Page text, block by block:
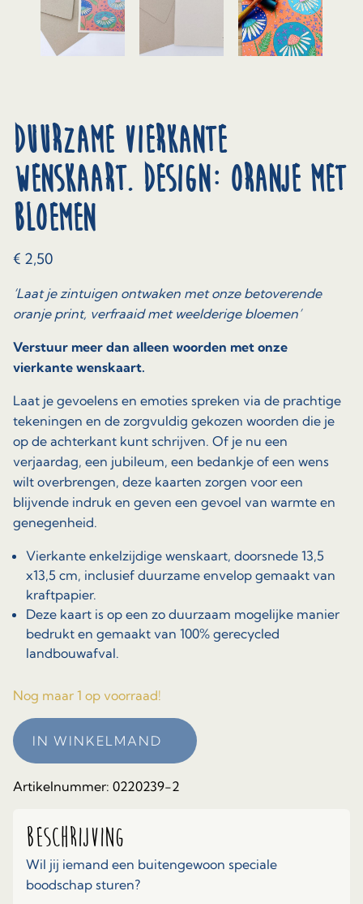
Duurzame vierkante
wenskaart. Design: oranje met
bloemen
€ 2,50
‘Laat je zintuigen ontwaken met onze betoverende
oranje print, verfraaid met weelderige bloemen’
Verstuur meer dan alleen woorden met onze
vierkante wenskaart.
Laat je gevoelens en emoties spreken via de prachtige
tekeningen en de zorgvuldig gekozen woorden die je
op de achterkant kunt schrijven. Of je nu een
verjaardag, een jubileum, een bedankje of een wens
wilt overbrengen, deze kaarten zorgen voor een
blijvende indruk en geven een gevoel van warmte en
genegenheid.
Vierkante enkelzijdige wenskaart, doorsnede 13,5
x13,5 cm, inclusief duurzame envelop gemaakt van
kraftpapier.
Deze kaart is op een zo duurzaam mogelijke manier
bedrukt en gemaakt van 100% gerecycled
landbouwafval.
Nog maar 1 op voorraad!
IN WINKELMAND
Artikelnummer: 0220239-2
Beschrijving
Wil jij iemand een buitengewoon speciale
boodschap sturen?